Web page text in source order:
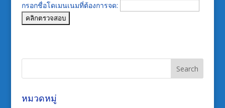
กรอกชื่อโดเมนเนมที่ต้องการจด:
หมวดหมู่